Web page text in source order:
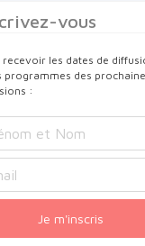
vous
recevoir les dates de
programmes des
:
Je m'inscris